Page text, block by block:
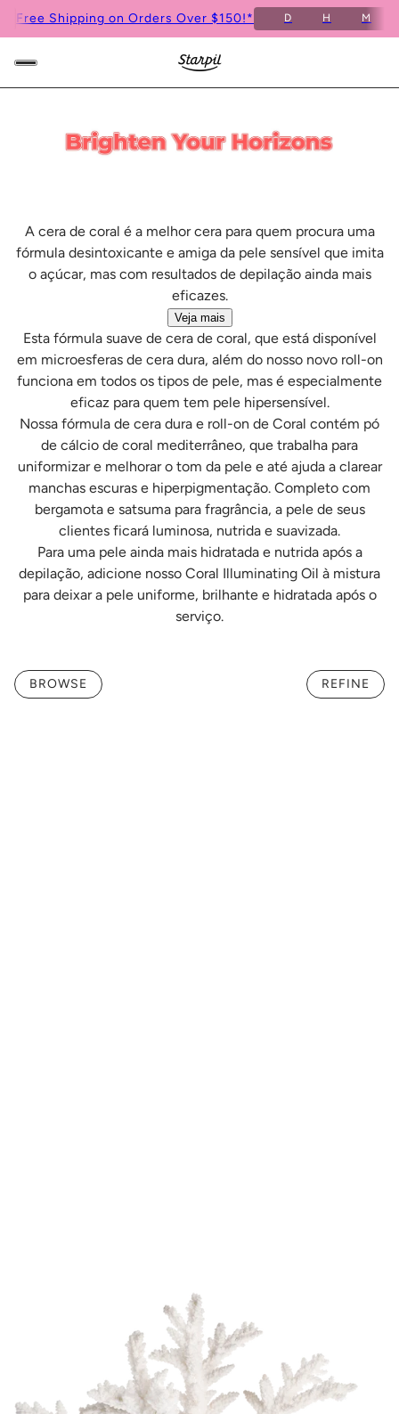
Free Shipping on Orders Over $150!* D H M
A cera de coral é a melhor cera para quem procura uma
fórmula desintoxicante e amiga da pele sensível que imita
o açúcar, mas com resultados de depilação ainda mais
eficazes.
Veja mais
Esta fórmula suave de cera de coral, que está disponível
em microesferas de cera dura, além do nosso novo roll-on
funciona em todos os tipos de pele, mas é especialmente
eficaz para quem tem pele hipersensível.
Nossa fórmula de cera dura e roll-on de Coral contém pó
de cálcio de coral mediterrâneo, que trabalha para
uniformizar e melhorar o tom da pele e até ajuda a clarear
manchas escuras e hiperpigmentação. Completo com
bergamota e satsuma para fragrância, a pele de seus
clientes ficará luminosa, nutrida e suavizada.
Para uma pele ainda mais hidratada e nutrida após a
depilação, adicione nosso Coral Illuminating Oil à mistura
para deixar a pele uniforme, brilhante e hidratada após o
serviço.
BROWSE REFINE